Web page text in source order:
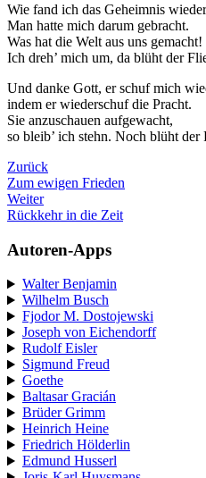
Wie fand ich das Geheimnis
Man hatte mich darum gebracht.
Was hat die Welt aus uns gemacht!
Ich dreh’ mich um, da blüht der
Und danke Gott, er schuf mich
indem er wiederschuf die Pracht.
Sie anzuschauen aufgewacht,
so bleib’ ich stehn. Noch blüht der
Zurück
Zum ewigen Frieden
Weiter
Rückkehr in die Zeit
Autoren-Apps
Walter Benjamin
Wilhelm Busch
Fjodor M. Dostojewski
Joseph von Eichendorff
Rudolf Eisler
Sigmund Freud
Goethe
Baltasar Gracián
Brüder Grimm
Heinrich Heine
Friedrich Hölderlin
Edmund Husserl